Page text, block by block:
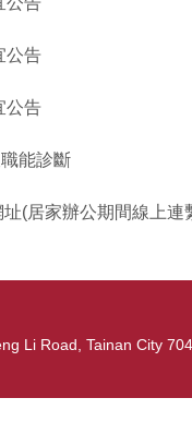
公告
公告
能診斷
(居家辦公期間線上連
Li Road, Tainan City